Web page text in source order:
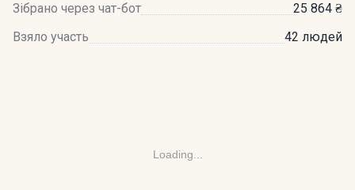
Зібрано через чат-бот
25 864 ₴
Взяло участь
42 людей
Loading...